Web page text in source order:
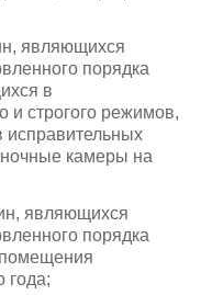
являющихся
порядка
в
и строгого режимов,
исправительных
камеры на
являющихся
порядка
года;